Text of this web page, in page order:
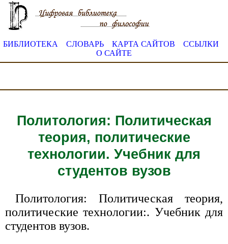
БИБЛИОТЕКА СЛОВАРЬ КАРТА САЙТОВ
ССЫЛКИ
О САЙТЕ
Политология: Политическая
теория, политические
технологии. Учебник для
студентов вузов
Политология: Политическая теория,
политические технологии:. Учебник для
студентов вузов.